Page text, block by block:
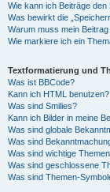
Wie kann ich Beiträge
Was bewirkt die
Warum muss mein
Wie markiere ich ein
Textformatierung und
Was ist BBCode?
Kann ich HTML benutzen?
Was sind Smilies?
Kann ich Bilder in meine
Was sind globale
Was sind
Was sind wichtige
Was sind geschlossene
Was sind Themen-